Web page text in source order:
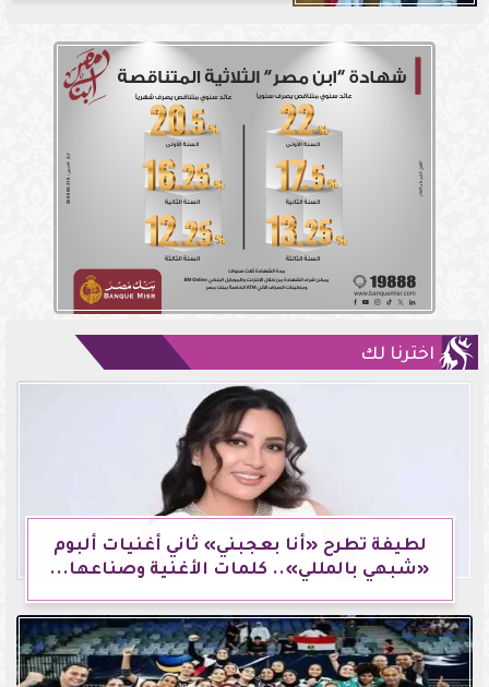
اخترنا لك
لطيفة تطرح «أنا بعجبني» ثاني أغنيات ألبوم
«شبهي بالمللي».. كلمات الأغنية وصناعها...